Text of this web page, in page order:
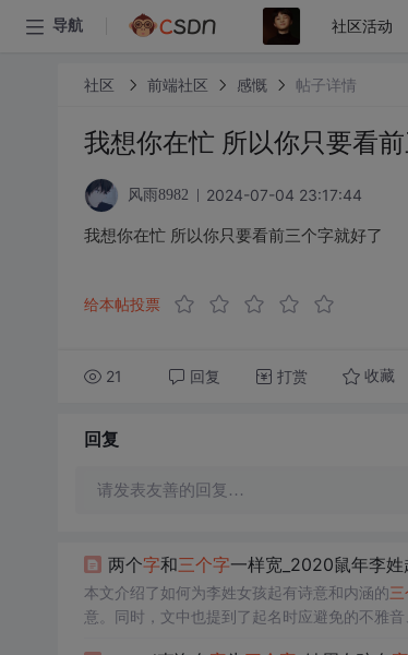
导航 社区活动
社区 前端社区 感慨 帖子详情
我想你在忙 所以你只要看
风雨8982 2024-07-04 23:17:44
我想你在忙 所以你只要看前三个字就好了
给本帖投票
21 回复 打赏 收藏
回复
请发表友善的回复…
两个字和三个字一样宽_2020鼠年李姓
本文介绍了如何为李姓女孩起有诗意和内涵的三
意。同时，文中也提到了起名时应避免的不雅音